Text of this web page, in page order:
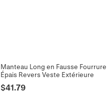
Manteau Long en Fausse
Épais Revers Veste Extérieure
$41.79